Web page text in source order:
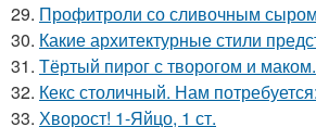
29. Профитроли со сливочным
30. Какие архитектурные стили
31. Тёртый пирог с творогом и маком.
32. Кекс столичный. Нам потребуется:
33. Хворост! 1-Яйцо, 1 ст.